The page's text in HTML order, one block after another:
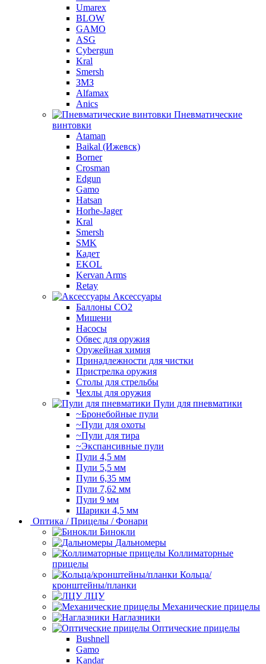
Umarex
BLOW
GAMO
ASG
Cybergun
Kral
Smersh
ЗМЗ
Alfamax
Anics
Пневматические
винтовки
Ataman
Baikal (Ижевск)
Borner
Crosman
Edgun
Gamo
Hatsan
Horhe-Jager
Kral
Smersh
SMK
Кадет
EKOL
Kervan Arms
Retay
Аксессуары
Баллоны СО2
Мишени
Насосы
Обвес для оружия
Оружейная химия
Принадлежности для чистки
Пристрелка оружия
Столы для стрельбы
Чехлы для оружия
Пули для пневматики
~Бронебойные пули
~Пули для охоты
~Пули для тира
~Экспансивные пули
Пули 4,5 мм
Пули 5,5 мм
Пули 6,35 мм
Пули 7,62 мм
Пули 9 мм
Шарики 4,5 мм
Оптика / Прицелы / Фонари
Бинокли
Дальномеры
Коллиматорные
прицелы
Кольца/
кронштейны/планки
ЛЦУ
Механические прицелы
Наглазники
Оптические прицелы
Bushnell
Gamo
Kandar